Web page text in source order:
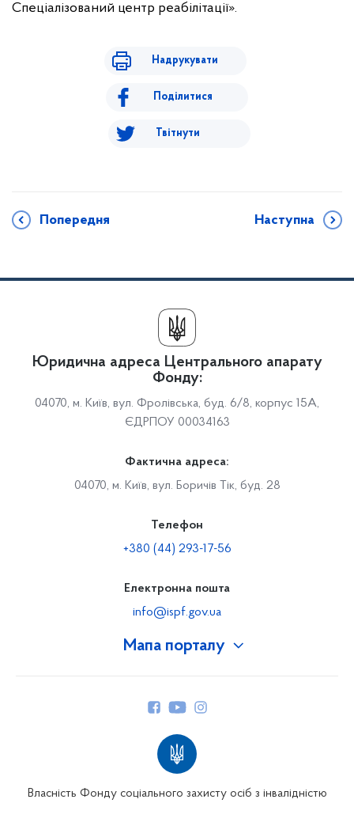
Спеціалізований центр реабілітації».
Надрукувати
Поділитися
Твітнути
Попередня Наступна
Мапа порталу
Юридична адреса Центрального апарату
Фонду:
04070, м. Київ, вул. Фролівська, буд. 6/8, корпус 15А,
ЄДРПОУ 00034163
Фактична адреса:
04070, м. Київ, вул. Боричів Тік, буд. 28
Телефон
+380 (44) 293-17-56
Електронна пошта
info@ispf.gov.ua
Власність Фонду соціального захисту осіб з інвалідністю